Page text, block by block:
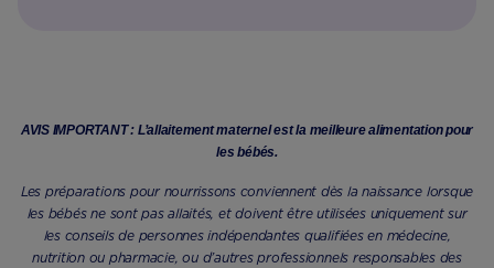
AVIS IMPORTANT : L’allaitement maternel est la meilleure alimentation pour
les bébés.
Les préparations pour nourrissons conviennent dès la naissance lorsque
les bébés ne sont pas allaités, et doivent être utilisées uniquement sur
les conseils de personnes indépendantes qualifiées en médecine,
nutrition ou pharmacie, ou d’autres professionnels responsables des